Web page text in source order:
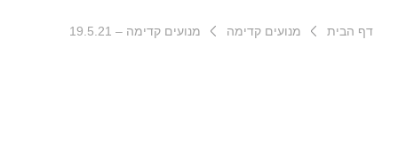
דף הבית מנועים קדימה מנועים קדימה – 19.5.21